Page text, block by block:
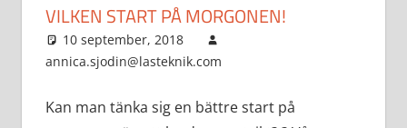
VILKEN START PÅ MORGONEN!
10 september, 2018
annica.sjodin@lasteknik.com
Kan man tänka sig en bättre start på